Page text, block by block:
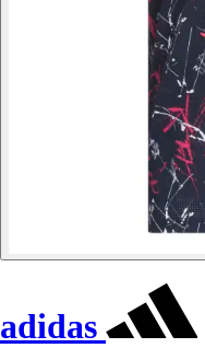
adidas